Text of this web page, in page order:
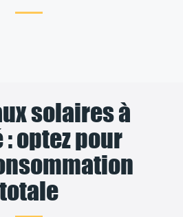
solaires à
optez pour
totale